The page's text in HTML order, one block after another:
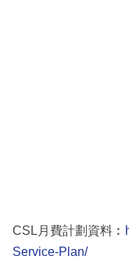
CSL月費計劃資料︰
Service-Plan/